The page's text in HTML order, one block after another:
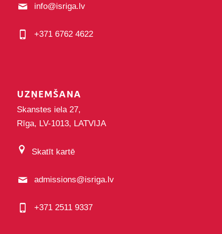
info@isriga.lv
+371 6762 4622
UZŅEMŠANA
Skanstes iela 27,
Rīga, LV-1013, LATVIJA
Skatīt kartē
admissions@isriga.lv
+371 2511 9337